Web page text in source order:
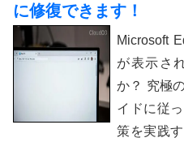
に修復できます！
Microsoft
が表示さ
か？ 究極
イドに従
策を実践